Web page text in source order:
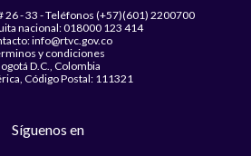
26 - 33 - Teléfonos (+57)(601) 2200700
nacional: 018000 123 414
info@rtvc.gov.co
y condiciones
D.C., Colombia
Código Postal: 111321
Síguenos en